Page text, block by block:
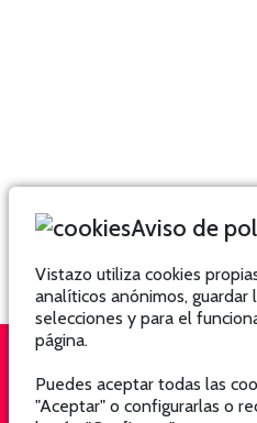
QUIÉNES SOMOS
Aviso de
Vistazo utiliza cookies
analíticos anónimos, guardar
selecciones y para el
página.
Puedes aceptar todas las
"Aceptar" o configurarlas o